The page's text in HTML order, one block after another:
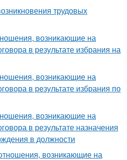
трудовых
возникающие на
в результате избрания на
возникающие на
в результате избрания по
возникающие на
в результате назначения
в должности
возникающие на